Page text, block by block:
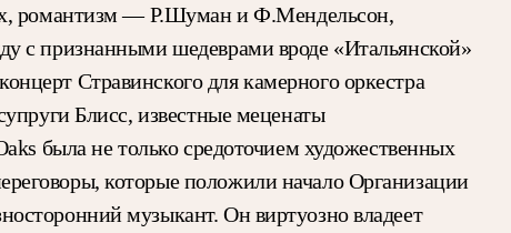
романтизм — Р.Шуман и Ф.Мендельсон,
с признанными шедеврами вроде «Итальянской»
Стравинского для камерного оркестра
Блисс, известные меценаты
была не только средоточием художественных
которые положили начало Организации
музыкант. Он виртуозно владеет